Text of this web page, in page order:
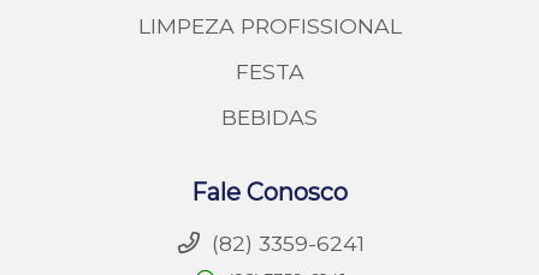
LIMPEZA PROFISSIONAL
FESTA
BEBIDAS
Fale Conosco
(82) 3359-6241